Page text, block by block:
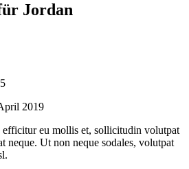
Jordan
2019
efficitur eu mollis et, sollicitudin volutpat
neque. Ut non neque sodales, volutpat